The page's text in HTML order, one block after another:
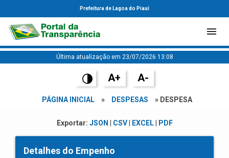
Prefeitura de Lagoa do Piauí
Última atualização em 23/07/2026 13:08
A+ A-
PÁGINA INICIAL » DESPESAS » DESPESA
Exportar: JSON CSV| EXCEL| PDF
Detalhes do Empenho